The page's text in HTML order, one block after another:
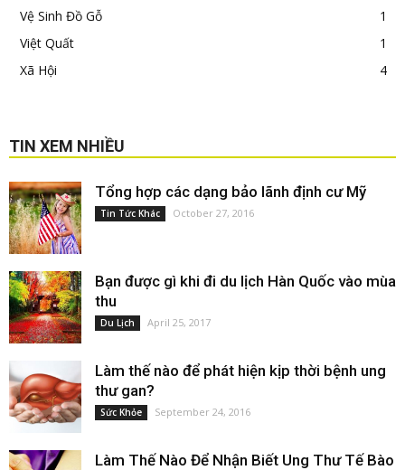
Vệ Sinh Đồ Gỗ
1
Việt Quất
1
Xã Hội
4
TIN XEM NHIỀU
Tổng hợp các dạng bảo lãnh định cư Mỹ
Tin Tức Khác October 27, 2016
Bạn được gì khi đi du lịch Hàn Quốc vào mùa
thu
Du Lịch April 25, 2017
Làm thế nào để phát hiện kịp thời bệnh ung
thư gan?
Sức Khỏe September 24, 2016
Làm Thế Nào Để Nhận Biết Ung Thư Tế Bào